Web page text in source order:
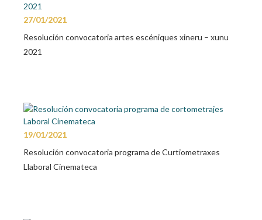
27/01/2021
Resolución convocatoria artes escéniques xineru – xunu
2021
19/01/2021
Resolución convocatoria programa de Curtiometraxes
Llaboral Cinemateca